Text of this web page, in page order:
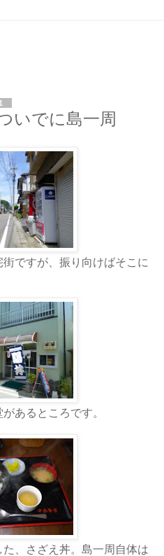
いでに島一周
ですが、振り向けばそこに
あるところです。
、さざえ丼。島一周自体は